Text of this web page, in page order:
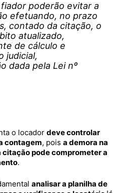
poderão evitar a
efetuando, no prazo
contado da citação, o
atualizado,
de cálculo e
judicial,
dada pela Lei nº
o locador deve controlar
contagem, pois a demora na
citação pode comprometer a
.
analisar a planilha de